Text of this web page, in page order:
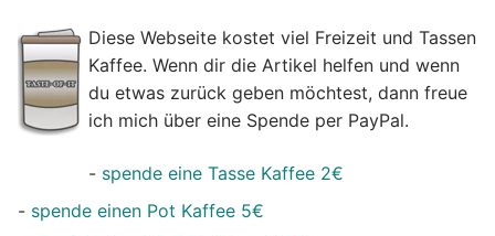
Diese Webseite kostet viel Freizeit und Tassen
Kaffee. Wenn dir die Artikel helfen und wenn
du etwas zurück geben möchtest, dann freue
ich mich über eine Spende per PayPal.
- spende eine Tasse Kaffee 2€
- spende einen Pot Kaffee 5€